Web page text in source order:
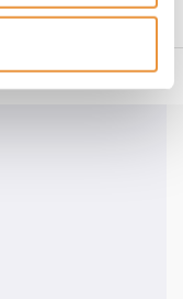
Niet goed = geld